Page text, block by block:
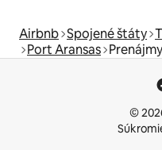
Airbnb Spojené štáty
Port Aransas
©